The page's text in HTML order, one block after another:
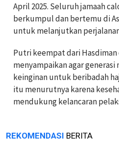
April 2025. Seluruh jamaah
berkumpul dan bertemu di
untuk melanjutkan
Putri keempat dari Hasdiman
menyampaikan agar
keinginan untuk beribadah
itu menurutnya karena
mendukung kelancaran
REKOMENDASI BERITA